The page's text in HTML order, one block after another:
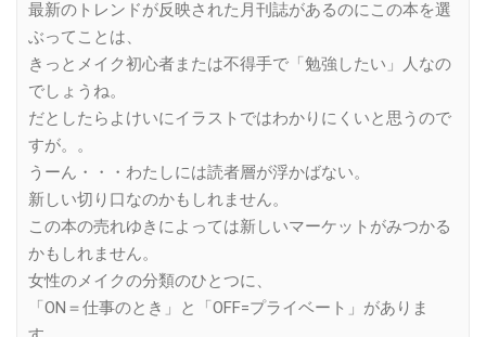
最新のトレンドが反映された月刊誌があるのにこの本を選
ぶってことは、
きっとメイク初心者または不得手で「勉強したい」人なの
でしょうね。
だとしたらよけいにイラストではわかりにくいと思うので
すが。。
うーん・・・わたしには読者層が浮かばない。
新しい切り口なのかもしれません。
この本の売れゆきによっては新しいマーケットがみつかる
かもしれません。
女性のメイクの分類のひとつに、
「ON＝仕事のとき」と「OFF=プライベート」がありま